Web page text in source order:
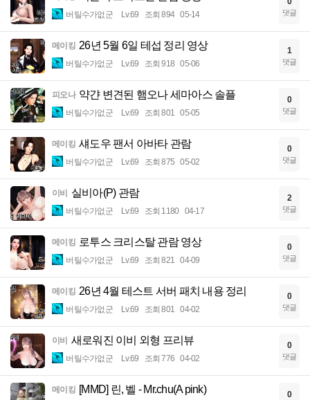
버틸수가없군 Lv.69 조회 894 05-14 댓글
메이킹 26년 5월 6일 테섭 정리 영상
버틸수가없군 Lv.69 조회 918 05-06
1
댓글
피오나 약갼 변견된 햄오나 세마아스 솔플
버틸수가없군 Lv.69 조회 801 05-05
0
댓글
메이킹 섀도우 팬서 아바타 관람
버틸수가없군 Lv.69 조회 875 05-02
0
댓글
이비 실비아(P) 관람
버틸수가없군 Lv.69 조회 1180 04-17
2
댓글
메이킹 로투스 크리스탈 관람 영상
버틸수가없군 Lv.69 조회 821 04-09
0
댓글
메이킹 26년 4월 테스트 서버 패치 내용 정리
버틸수가없군 Lv.69 조회 801 04-02
0
댓글
이비 새로워진 이비 외형 프리뷰
버틸수가없군 Lv.69 조회 776 04-02
0
댓글
메이킹 [MMD] 린, 벨 - Mr.chu(A pink) 0